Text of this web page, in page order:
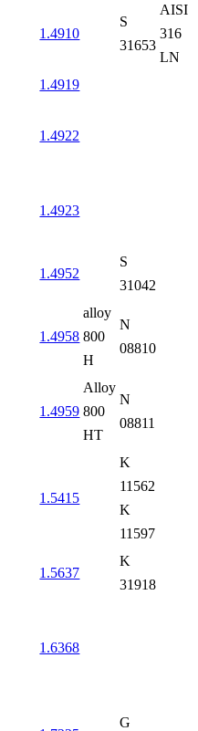
1.4910
S
31653
AISI
316
LN
1.4919
1.4922
1.4923
1.4952
S
31042
1.4958
alloy
800
H
N
08810
1.4959
Alloy
800
HT
N
08811
1.5415
K
11562
K
11597
1.5637
K
31918
1.6368
G